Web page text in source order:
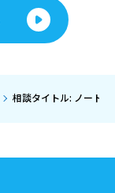
相談タイトル: ノート